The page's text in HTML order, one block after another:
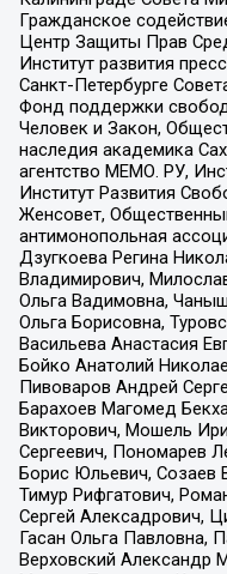
Гражданское
Центр Защиты Прав
Институт развития
Санкт-Петербурге
Фонд поддержки
Человек и Закон,
наследия академика
агентство МЕМО. РУ,
Институт Развития
Женсовет,
антимонопольная
Дзугкоева Регина
Владимирович,
Ольга Вадимовна,
Ольга Борисовна,
Васильева Анастасия
Бойко Анатолий
Пивоваров Андрей
Барахоев Магомед
Викторович, Мошель
Сергеевич, Пономарев
Борис Юльевич, Созаев
Тимур Рифгатович,
Сергей Алексадрович,
Гасан Ольга Павловна,
Верховский Александр